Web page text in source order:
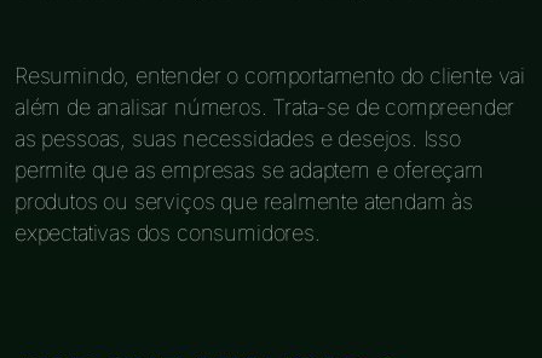
Resumindo, entender o comportamento do cliente vai
além de analisar números. Trata-se de compreender
as pessoas, suas necessidades e desejos. Isso
permite que as empresas se adaptem e ofereçam
produtos ou serviços que realmente atendam às
expectativas dos consumidores.